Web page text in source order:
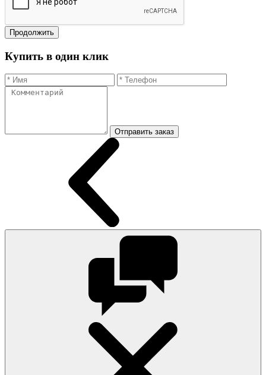
Продолжить
Купить в один клик
Отправить заказ